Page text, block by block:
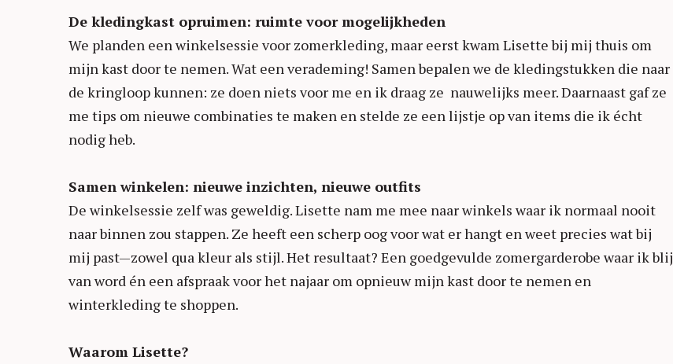
De kledingkast opruimen: ruimte voor mogelijkheden
We planden een winkelsessie voor zomerkleding, maar eerst kwam Lisette bij mij thuis om
mijn kast door te nemen. Wat een verademing! Samen bepalen we de kledingstukken die naar
de kringloop kunnen: ze doen niets voor me en ik draag ze nauwelijks meer. Daarnaast gaf ze
me tips om nieuwe combinaties te maken en stelde ze een lijstje op van items die ik écht
nodig heb.
Samen winkelen: nieuwe inzichten, nieuwe outfits
De winkelsessie zelf was geweldig. Lisette nam me mee naar winkels waar ik normaal nooit
naar binnen zou stappen. Ze heeft een scherp oog voor wat er hangt en weet precies wat bij
mij past—zowel qua kleur als stijl. Het resultaat? Een goedgevulde zomergarderobe waar ik blij
van word én een afspraak voor het najaar om opnieuw mijn kast door te nemen en
winterkleding te shoppen.
Waarom Lisette?